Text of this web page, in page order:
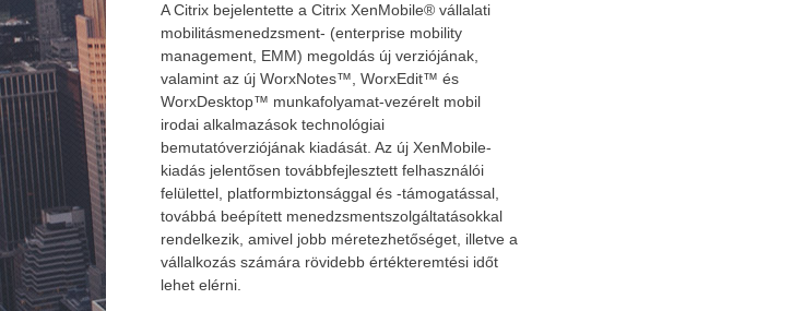
A Citrix bejelentette a Citrix XenMobile® vállalati
mobilitásmenedzsment- (enterprise mobility
management, EMM) megoldás új verziójának,
valamint az új WorxNotes™, WorxEdit™ és
WorxDesktop™ munkafolyamat-vezérelt mobil
irodai alkalmazások technológiai
bemutatóverziójának kiadását. Az új XenMobile-
kiadás jelentősen továbbfejlesztett felhasználói
felülettel, platformbiztonsággal és -támogatással,
továbbá beépített menedzsmentszolgáltatásokkal
rendelkezik, amivel jobb méretezhetőséget, illetve a
vállalkozás számára rövidebb értékteremtési időt
lehet elérni.